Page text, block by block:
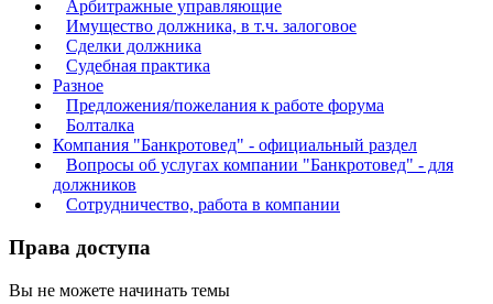
Арбитражные управляющие
Имущество должника, в т.ч. залоговое
Сделки должника
Судебная практика
Разное
Предложения/пожелания к работе форума
Болталка
Компания "Банкротовед" - официальный раздел
Вопросы об услугах компании "Банкротовед" - для
должников
Сотрудничество, работа в компании
Права доступа
Вы не можете начинать темы